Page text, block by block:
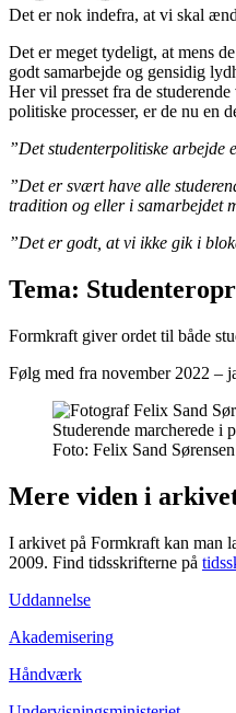
Det er nok indefra, at vi skal
Det er meget tydeligt, at mens
godt samarbejde og gensidig
Her vil presset fra de
politiske processer, er de nu en
”Det studenterpolitiske arbejde
”Det er svært have alle
tradition og eller i samarbejdet
”Det er godt, at vi ikke gik i
Tema:
Formkraft giver ordet til både
Følg med fra november 2022 –
Studerende marcherede i
Foto: Felix Sand Sørensen
Mere viden i
I arkivet på Formkraft kan man
2009. Find tidsskrifterne på
Uddannelse
Akademisering
Håndværk